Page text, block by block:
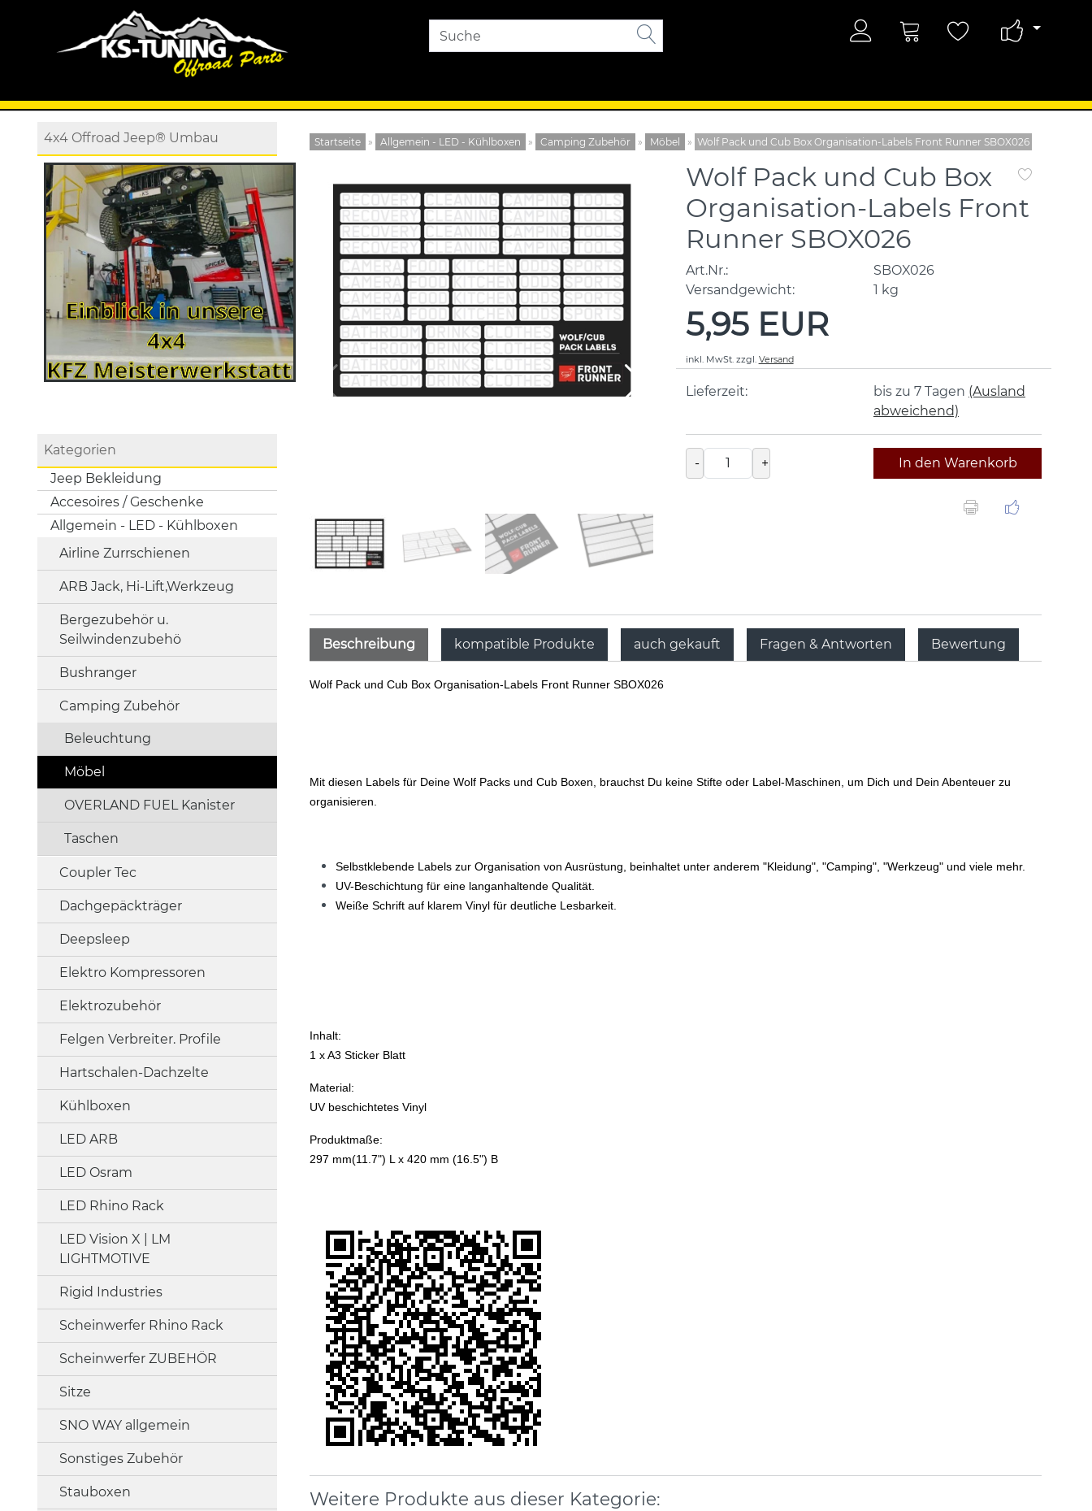
4x4 Offroad Jeep® Umbau
Kategorien
Jeep Bekleidung
Accesoires / Geschenke
Allgemein - LED - Kühlboxen
Airline Zurrschienen
ARB Jack, Hi-Lift,Werkzeug
Bergezubehör u.
Seilwindenzubehö
Bushranger
Camping Zubehör
Beleuchtung
Möbel
OVERLAND FUEL Kanister
Taschen
Coupler Tec
Dachgepäckträger
Deepsleep
Elektro Kompressoren
Elektrozubehör
Felgen Verbreiter. Profile
Hartschalen-Dachzelte
Kühlboxen
LED ARB
LED Osram
LED Rhino Rack
LED Vision X | LM
LIGHTMOTIVE
Rigid Industries
Scheinwerfer Rhino Rack
Scheinwerfer ZUBEHÖR
Sitze
SNO WAY allgemein
Sonstiges Zubehör
Stauboxen
Startseite » Allgemein - LED - Kühlboxen » Camping Zubehör » Möbel » Wolf Pack und Cub Box Organisation-Labels Front Runner SBOX026
Wolf Pack und Cub Box
Organisation-Labels Front
Runner SBOX026
Art.Nr.:
SBOX026
Versandgewicht:
1 kg
5,95 EUR
inkl. MwSt.zzgl. Versand
Lieferzeit: bis zu 7 Tagen (Ausland
abweichend)
- + In den Warenkorb
Beschreibung kompatible Produkte auch gekauft Fragen & Antworten Bewertung
Wolf Pack und Cub Box Organisation-Labels Front Runner SBOX026
Mit diesen Labels für Deine Wolf Packs und Cub Boxen, brauchst Du keine Stifte oder Label-Maschinen, um Dich und Dein Abenteuer zu
organisieren.
Selbstklebende Labels zur Organisation von Ausrüstung, beinhaltet unter anderem "Kleidung", "Camping", "Werkzeug" und viele mehr.
UV-Beschichtung für eine langanhaltende Qualität.
Weiße Schrift auf klarem Vinyl für deutliche Lesbarkeit.
Inhalt:
1 x A3 Sticker Blatt
Material:
UV beschichtetes Vinyl
Produktmaße:
297 mm(11.7") L x 420 mm (16.5") B
Weitere Produkte aus dieser Kategorie: